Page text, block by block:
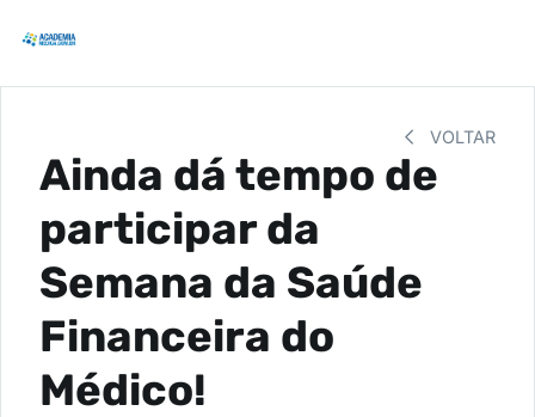
VOLTAR
Ainda dá tempo de
participar da
Semana da Saúde
Financeira do
Médico!